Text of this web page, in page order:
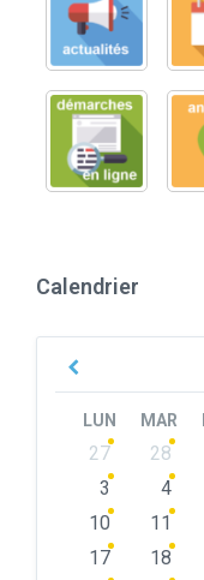
Calendrier
Previous
LUN MAR
Skip
calendar
27 28
3
4
10
11
17
18